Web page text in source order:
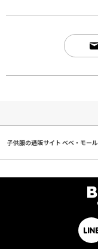
子供服の通販サイト ベベ・モール